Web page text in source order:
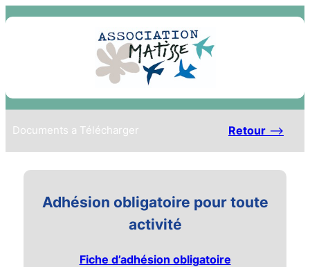
Documents a Télécharger Retour –>
Adhésion obligatoire pour toute
activité
Fiche d’adhésion obligatoire